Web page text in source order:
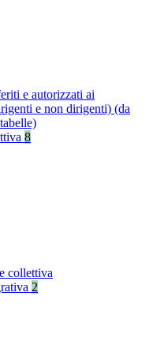
e autorizzati ai
e non dirigenti) (da
8
collettiva
2